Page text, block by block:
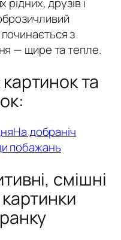
з
— щире та тепле.
та
На добраніч
побажань
смішні